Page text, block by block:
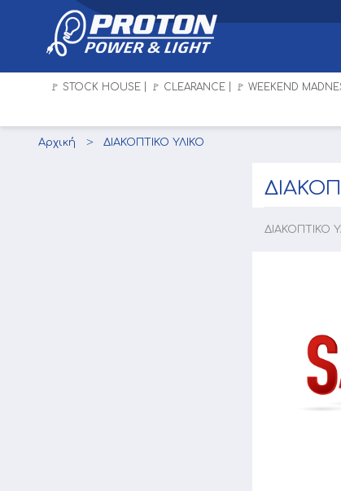
🚩 STOCK HOUSE 🚩 CLEARANCE 🚩 WEEKEND
Αρχική ΔΙΑΚΟΠΤΙΚΟ ΥΛΙΚΟ
ΔΙΑΚΟΠΤΙΚΟ